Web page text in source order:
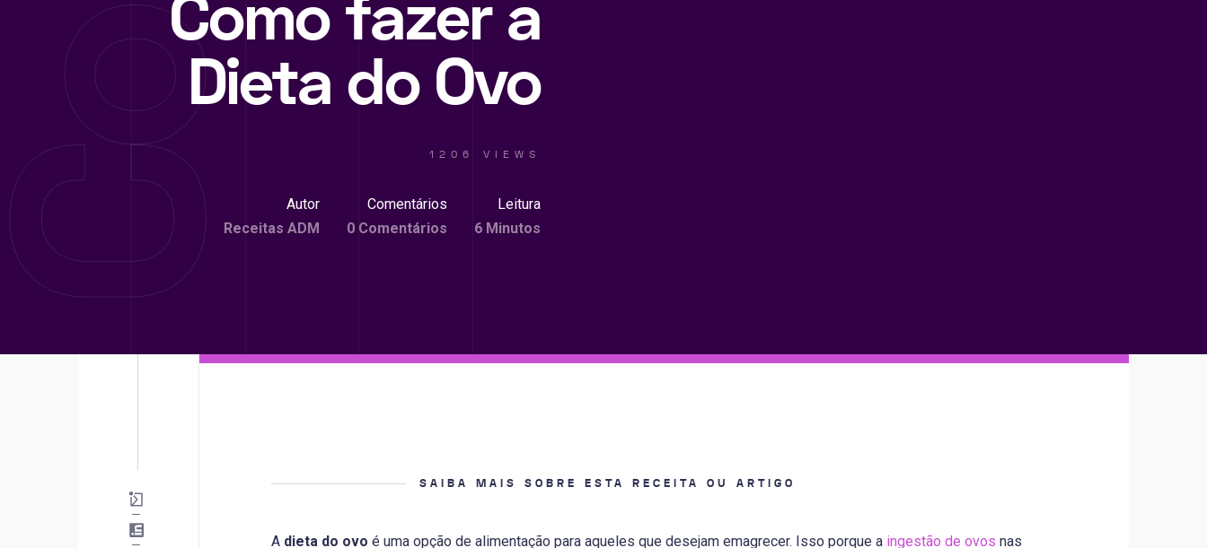
Como fazer a
Dieta do Ovo
1206 VIEWS
Autor
Receitas ADM
Comentários
0 Comentários
Leitura
6 Minutos
SAIBA MAIS SOBRE ESTA RECEITA OU ARTIGO
A dieta do ovo é uma opção de alimentação para aqueles que desejam emagrecer. Isso porque a ingestão de ovos nas